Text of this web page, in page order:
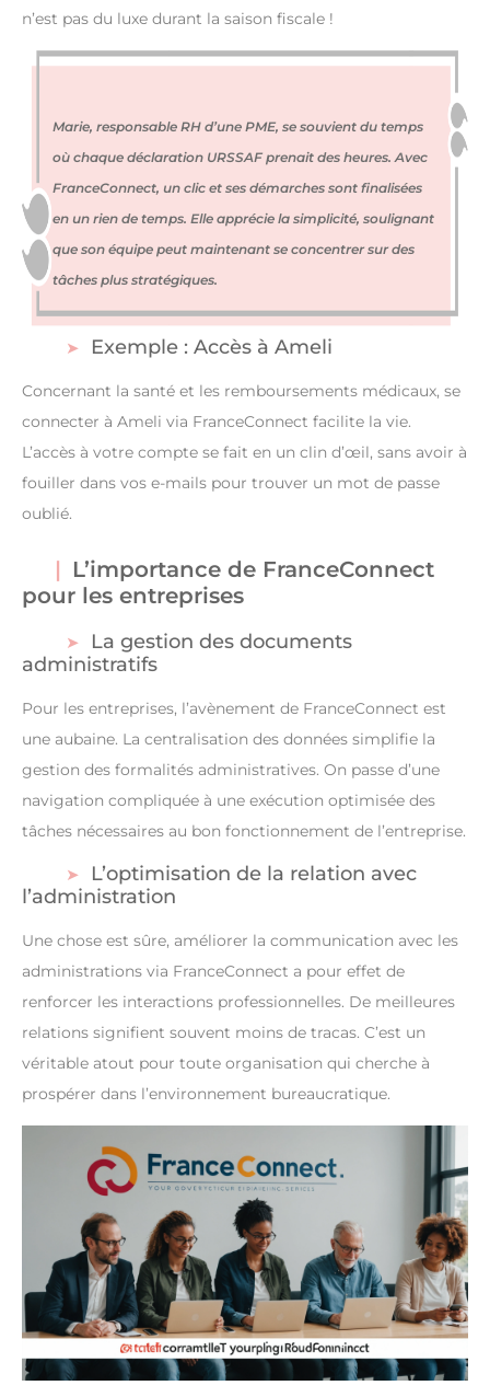
n’est pas du luxe durant la saison fiscale !
Marie, responsable RH d’une PME, se souvient du temps
où chaque déclaration URSSAF prenait des heures. Avec
FranceConnect, un clic et ses démarches sont finalisées
en un rien de temps. Elle apprécie la simplicité, soulignant
que son équipe peut maintenant se concentrer sur des
tâches plus stratégiques.
Exemple : Accès à Ameli
Concernant la santé et les remboursements médicaux, se
connecter à Ameli via FranceConnect facilite la vie.
L’accès à votre compte se fait en un clin d’œil, sans avoir à
fouiller dans vos e-mails pour trouver un mot de passe
oublié.
L’importance de FranceConnect
pour les entreprises
La gestion des documents
administratifs
Pour les entreprises, l’avènement de FranceConnect est
une aubaine. La centralisation des données simplifie la
gestion des formalités administratives. On passe d’une
navigation compliquée à une exécution optimisée des
tâches nécessaires au bon fonctionnement de l’entreprise.
L’optimisation de la relation avec
l’administration
Une chose est sûre, améliorer la communication avec les
administrations via FranceConnect a pour effet de
renforcer les interactions professionnelles. De meilleures
relations signifient souvent moins de tracas. C’est un
véritable atout pour toute organisation qui cherche à
prospérer dans l’environnement bureaucratique.